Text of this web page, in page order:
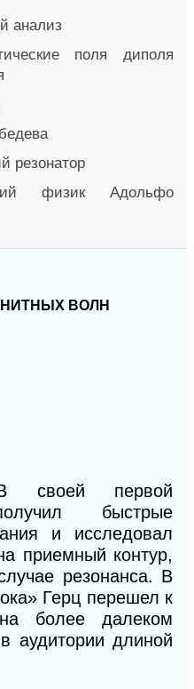
анализ
поля диполя
резонатор
физик Адольфо
ВОЛН
своей первой
быстрые
и исследовал
приемный контур,
резонанса. В
Герц перешел к
более далеком
аудитории длиной